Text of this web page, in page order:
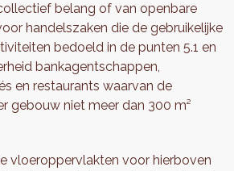
belang of van openbare
handelszaken die de gebruikelijke
bedoeld in de punten 5.1 en
bankagentschappen,
en restaurants waarvan de
gebouw niet meer dan 300 m²
vloeroppervlakten voor hierboven